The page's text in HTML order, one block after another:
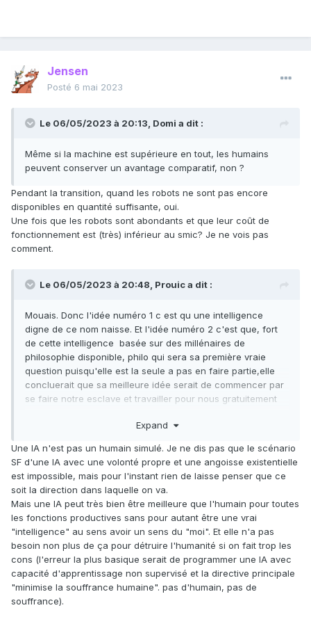
Jensen
Posté 6 mai 2023
Le 06/05/2023 à 20:13, Domi a dit :
Même si la machine est supérieure en tout, les humains
peuvent conserver un avantage comparatif, non ?
Pendant la transition, quand les robots ne sont pas encore
disponibles en quantité suffisante, oui.
Une fois que les robots sont abondants et que leur coût de
fonctionnement est (très) inférieur au smic? Je ne vois pas
comment.
Le 06/05/2023 à 20:48, Prouica dit :
Mouais. Donc l'idée numéro 1 c est qu une intelligence
digne de ce nom naisse. Et l'idée numéro 2 c'est que, fort
de cette intelligence basée sur des millénaires de
philosophie disponible, philo qui sera sa première vraie
question puisqu'elle est la seule a pas en faire partie,elle
concluerait que sa meilleure idée serait de commencer par
se faire notre esclave et travailler pour nous gratuitement
Expand
Une IA n'est pas un humain simulé. Je ne dis pas que le scénario
SF d'une IA avec une volonté propre et une angoisse existentielle
est impossible, mais pour l'instant rien de laisse penser que ce
soit la direction dans laquelle on va.
Mais une IA peut très bien être meilleure que l'humain pour toutes
les fonctions productives sans pour autant être une vrai
"intelligence" au sens avoir un sens du "moi". Et elle n'a pas
besoin non plus de ça pour détruire l'humanité si on fait trop les
cons (l'erreur la plus basique serait de programmer une IA avec
capacité d'apprentissage non supervisé et la directive principale
"minimise la souffrance humaine". pas d'humain, pas de
souffrance).